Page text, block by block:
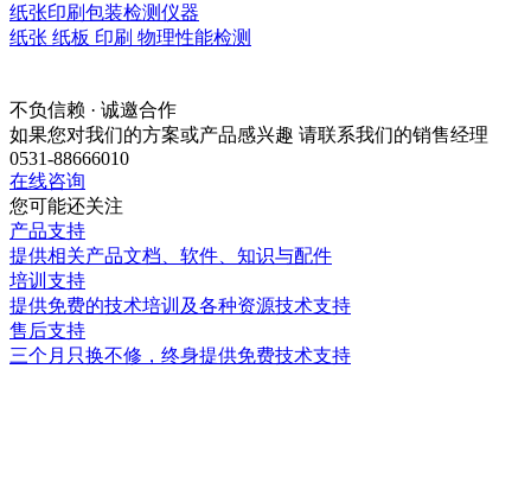
纸张印刷包装检测仪器
纸张 纸板 印刷 物理性能检测
不负信赖 · 诚邀合作
如果您对我们的方案或产品感兴趣 请联系我们的销售经理
0531-88666010
在线咨询
您可能还关注
产品支持
提供相关产品文档、软件、知识与配件
培训支持
提供免费的技术培训及各种资源技术支持
售后支持
三个月只换不修，终身提供免费技术支持